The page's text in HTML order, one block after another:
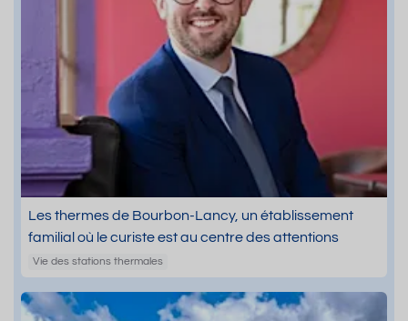
Les thermes de Bourbon-Lancy, un établissement
familial où le curiste est au centre des attentions
Vie des stations thermales